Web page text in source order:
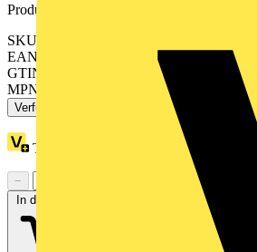
Produktkennzeichen
SKU: 770-113
EAN: 4044918254083
GTIN: 4044918254083
MPN: 770-113
Verfügbar: 4 Händler
Treuepunkte:
−
In den Warenkorb